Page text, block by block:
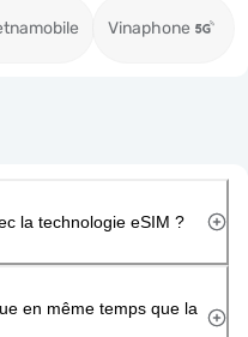
Vinaphone
la technologie eSIM ?
en même temps que la